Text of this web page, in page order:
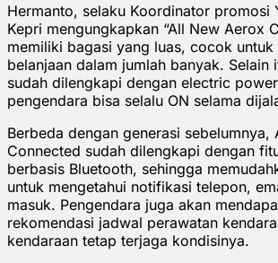
Hermanto, selaku Koordinator promosi
Kepri mengungkapkan “All New Aerox
memiliki bagasi yang luas, cocok
belanjaan dalam jumlah banyak. Selain
sudah dilengkapi dengan electric
pengendara bisa selalu ON selama
Berbeda dengan generasi sebelumnya,
Connected sudah dilengkapi dengan
berbasis Bluetooth, sehingga
untuk mengetahui notifikasi telepon,
masuk. Pengendara juga akan
rekomendasi jadwal perawatan
kendaraan tetap terjaga kondisinya.